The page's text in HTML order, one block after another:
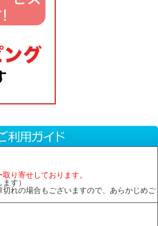
取り寄せしております。
す）
れの場合もございますので、あらかじめご